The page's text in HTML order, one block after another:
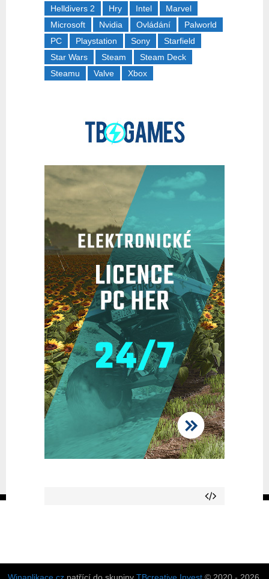
Helldivers 2
Hry Intel
Marvel
Microsoft
Nvidia Ovládání
Palworld
PC
Playstation Sony
Starfield
Star Wars
Steam
Steam Deck
Steamu
Valve Xbox